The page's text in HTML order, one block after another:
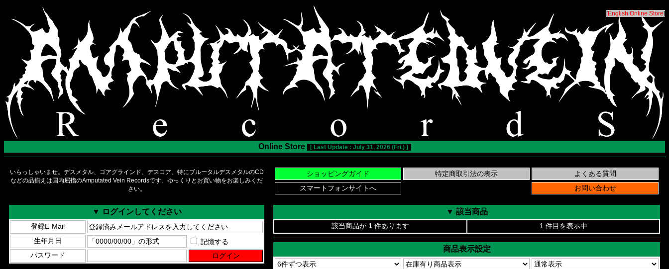
[English Online Store]
Online Store [ Last Update : July 31, 2026 (Fri.) ]
いらっしゃいませ。デスメタル、ゴアグラインド、デスコア、特にブルータルデスメタルのCD
などの品揃えは国内屈指のAmputated Vein Recordsです。ゆっくりとお買い物をお楽しみくだ
さい。
▼ ログインしてください
登録E-Mail
生年月日
記憶する
パスワード
▼ 該当商品
該当商品が 1 件あります 1 件目を表示中
商品表示設定